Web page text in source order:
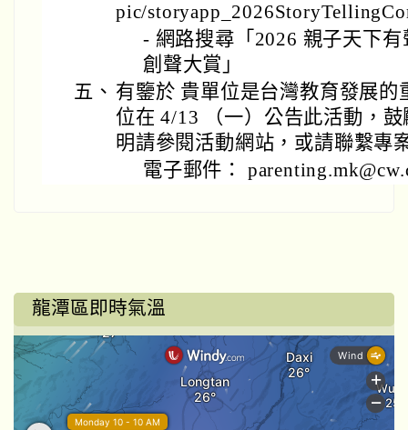
pic/
- 網路搜尋「2026 親子天下
創聲大賞」
五、 有鑒於 貴單位是台灣教育發展
位在 4/13 （一）公告此活動，
明請參閱活動網站，或請聯繫專
電子郵件：
龍潭區即時氣溫